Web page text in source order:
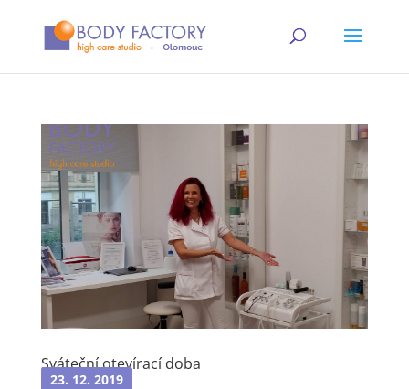
Sváteční otevírací doba
23. 12. 2019